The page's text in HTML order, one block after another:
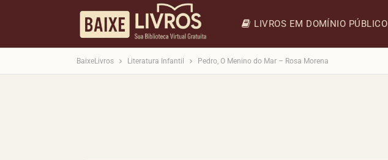
LIVROS EM DOMÍNIO PÚBLICO
BaixeLivros Literatura Infantil Pedro, O Menino do Mar – Rosa Morena